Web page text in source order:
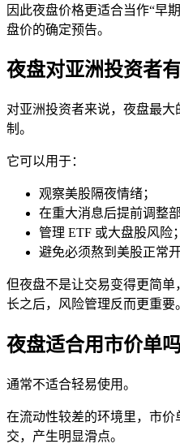
因此夜盘价格更适合当作“早
盘价的确定预告。
夜盘对亚洲投资者
对亚洲投资者来说，夜盘最
制。
它可以用于：
观察美股隔夜情绪；
在重大消息后提前调整部
管理 ETF 或大盘股风险；
避免必须熬到美股正常开
但夜盘不是让交易变得更简
长之后，风险管理反而更重要
夜盘适合用市价单吗
通常不适合轻易使用。
在流动性较差的环境里， 市价
交，产生明显滑点。